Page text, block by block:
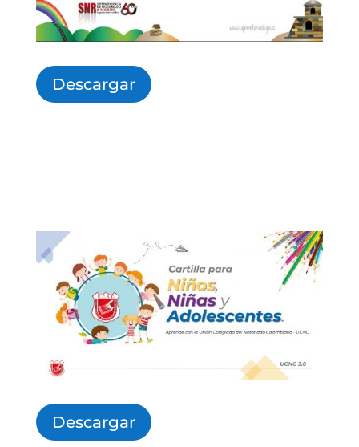
Descargar
Descargar